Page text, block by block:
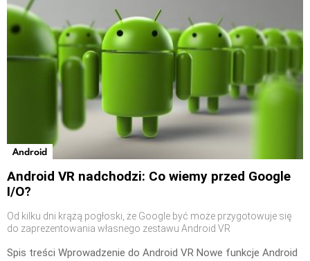
Android
Android VR nadchodzi: Co wiemy przed Google
I/O?
Od kilku dni krążą pogłoski, że Google być może przygotowuje się
do zaprezentowania własnego zestawu Android VR
Spis treści Wprowadzenie do Android VR Nowe funkcje Android